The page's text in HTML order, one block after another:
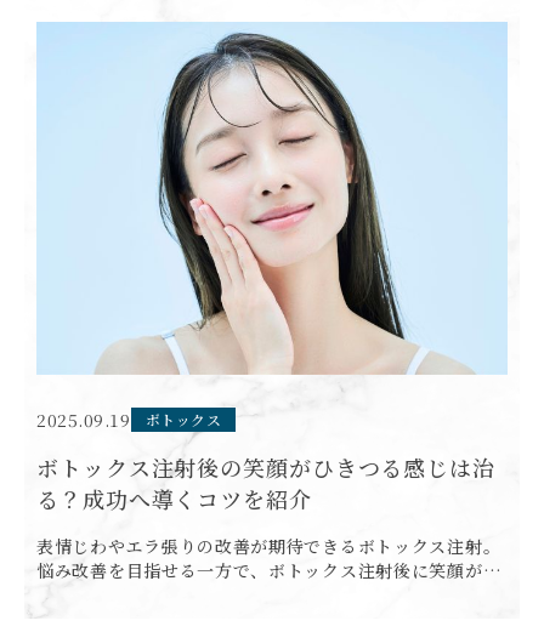
2025.09.19 ボトックス
ボトックス注射後の笑顔がひきつる感じは治
る？成功へ導くコツを紹介
表情じわやエラ張りの改善が期待できるボトックス注射。
悩み改善を目指せる一方で、ボトックス注射後に笑顔がひ
きつる場合があると耳にして、不安を抱いている人もいる
のではないでしょうか。 本記事では、ボトックス注射後に